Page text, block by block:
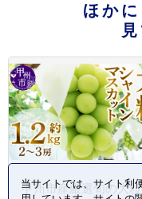
ほか
甲州市産厳選旬の大粒
当サイトでは、サイト利